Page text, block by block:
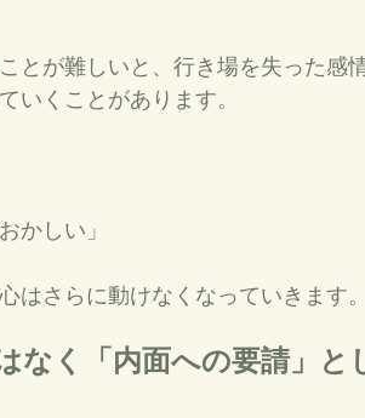
とが難しいと、行き場を失った感
いくことがあります。
かしい」
はさらに動けなくなっていきます。